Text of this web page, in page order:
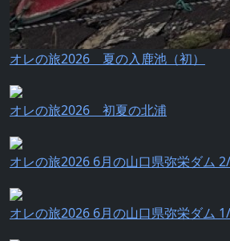
オレの旅2026 夏の入鹿池（初）
オレの旅2026 初夏の北浦
オレの旅2026 6月の山口県弥栄ダム
オレの旅2026 6月の山口県弥栄ダム